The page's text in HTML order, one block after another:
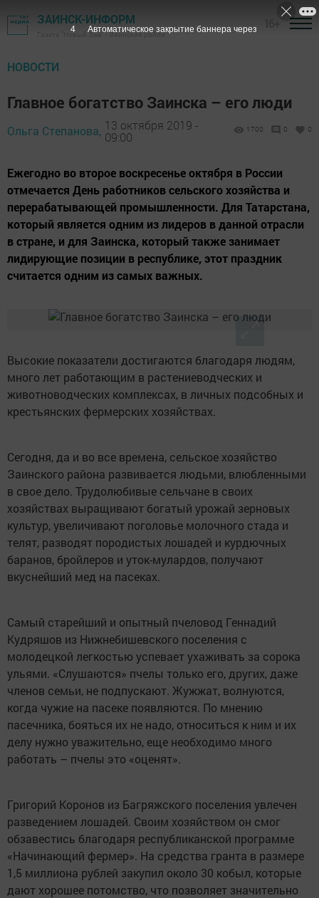
ЗАИНСК-ИНФОРМ
Газета "Новый Зай" - Заинский район
НОВОСТИ
Главное богатство Заинска – его люди
Ольга Степанова, 13 октября 2019 -
09:00
1700 0 0
Ежегодно во второе воскресенье октября в России
отмечается День работников сельского хозяйства и
перерабатывающей промышленности. Для Татарстана,
который является одним из лидеров в данной отрасли
в стране, и для Заинска, который также занимает
лидирующие позиции в республике, этот праздник
считается одним из самых важных.
Высокие показатели достигаются благодаря людям,
много лет работающим в растениеводческих и
животноводческих комплексах, в личных подсобных и
крестьянских фермерских хозяйствах.
Сегодня, да и во все времена, сельское хозяйство
Заинского района развивается людьми, влюбленными
в свое дело. Трудолюбивые сельчане в своих
хозяйствах выращивают богатый урожай зерновых
культур, увеличивают поголовье молочного стада и
телят, разводят породистых лошадей и курдючных
баранов, бройлеров и уток-мулардов, получают
вкуснейший мед на пасеках.
Самый старейший и опытный пчеловод Геннадий
Кудряшов из Нижнебишевского поселения с
молодецкой легкостью успевает ухаживать за сорока
ульями. «Слушаются» пчелы только его, других, даже
членов семьи, не подпускают. Жужжат, волнуются,
когда чужие на пасеке появляются. По мнению
пасечника, бояться их не надо, относиться к ним и их
делу нужно уважительно, еще необходимо много
работать – пчелы это «оценят».
Григорий Коронов из Багряжского поселения увлечен
разведением лошадей. Своим хозяйством он смог
обзавестись благодаря республиканской программе
«Начинающий фермер». На средства гранта в размере
1,5 миллиона рублей закупил около 30 кобыл, которые
дают хорошее потомство, что позволяет значительно
3 Автоматическое закрытие баннера через